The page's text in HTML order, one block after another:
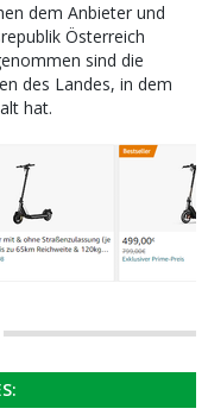
dem Anbieter und
Österreich
sind die
des Landes, in dem
hat.